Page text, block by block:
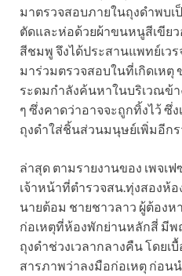
มาตรวจสอบภายในถุงดำพบ
ตัดและห่อด้วยผ้าขนหนูสีเขีย
สีชมพู จึงได้ประสานแพทย์เว
มาร่วมตรวจสอบในที่เกิดเหตุ
ระดมกำลังค้นหาในบริเวณข้
ๆ ซึ่งคาดว่าอาจจะถูกทิ้งไว้ ซึ่
ถุงดำใส่ชิ้นส่วนมนุษย์เพิ่มอีก
ล่าสุด ตามรายงานของ เพจเฟ
เจ้าหน้าที่ตำรวจสน.ทุ่งสองห้
นายต้อม ชายชาวลาว ผู้ต้องห
ก่อเหตุที่ห้องพักย่านหลักสี่ มีพ
ถุงดำช่วงเวลากลางคืน โดยเ
สารภาพว่าลงมือก่อเหตุ ก่อน